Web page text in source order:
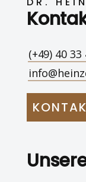
(+49) 40 33